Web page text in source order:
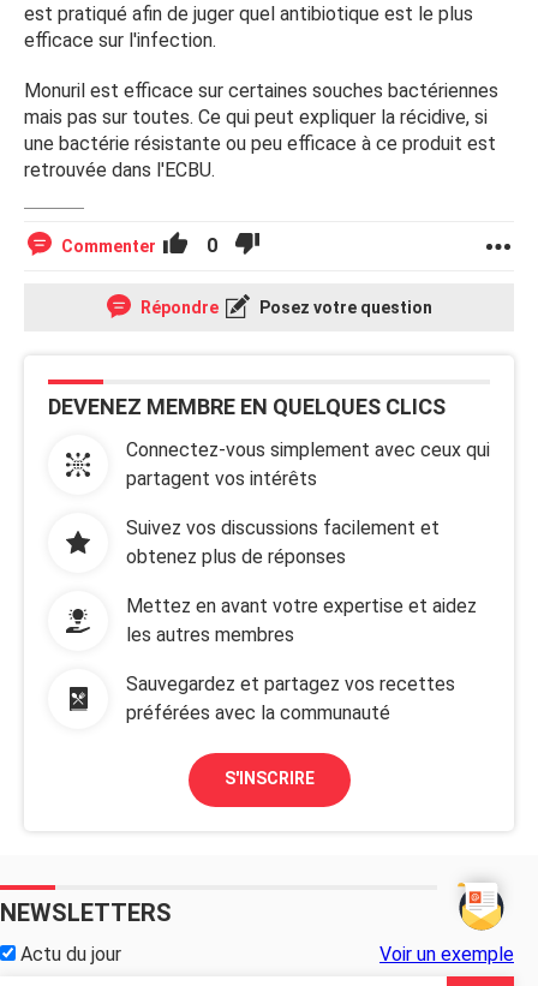
est pratiqué afin de juger quel antibiotique est le plus
efficace sur l'infection.
Monuril est efficace sur certaines souches bactériennes
mais pas sur toutes. Ce qui peut expliquer la récidive, si
une bactérie résistante ou peu efficace à ce produit est
retrouvée dans l'ECBU.
Commenter 0
Répondre Posez votre question
DEVENEZ MEMBRE EN QUELQUES CLICS
Connectez-vous simplement avec ceux qui
partagent vos intérêts
Suivez vos discussions facilement et
obtenez plus de réponses
Mettez en avant votre expertise et aidez
les autres membres
Sauvegardez et partagez vos recettes
préférées avec la communauté
S'INSCRIRE
NEWSLETTERS
Actu du jour Voir un exemple